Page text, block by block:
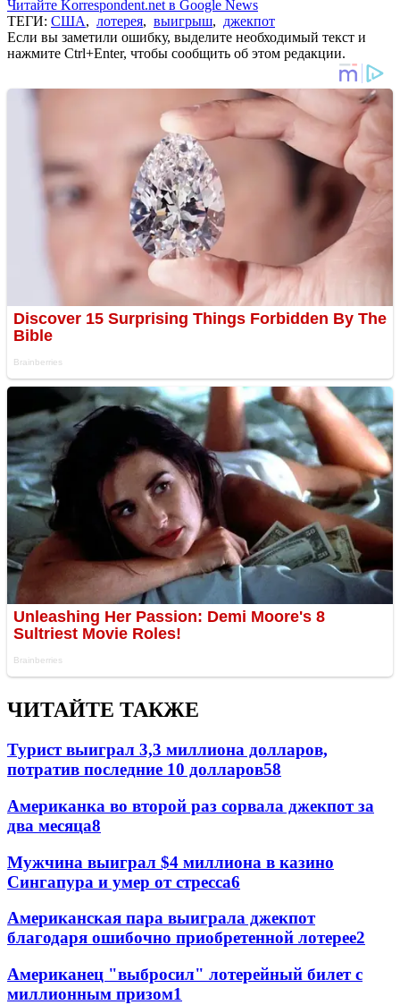
Читайте Korrespondent.net в Google News
ТЕГИ: США, лотерея, выигрыш, джекпот
Если вы заметили ошибку, выделите необходимый текст и
нажмите Ctrl+Enter, чтобы сообщить об этом редакции.
ЧИТАЙТЕ ТАКЖЕ
Турист выиграл 3,3 миллиона долларов,
потратив последние 10 долларов58
Американка во второй раз сорвала джекпот за
два месяца8
Мужчина выиграл $4 миллиона в казино
Сингапура и умер от стресса6
Американская пара выиграла джекпот
благодаря ошибочно приобретенной лотерее2
Американец "выбросил" лотерейный билет с
миллионным призом1